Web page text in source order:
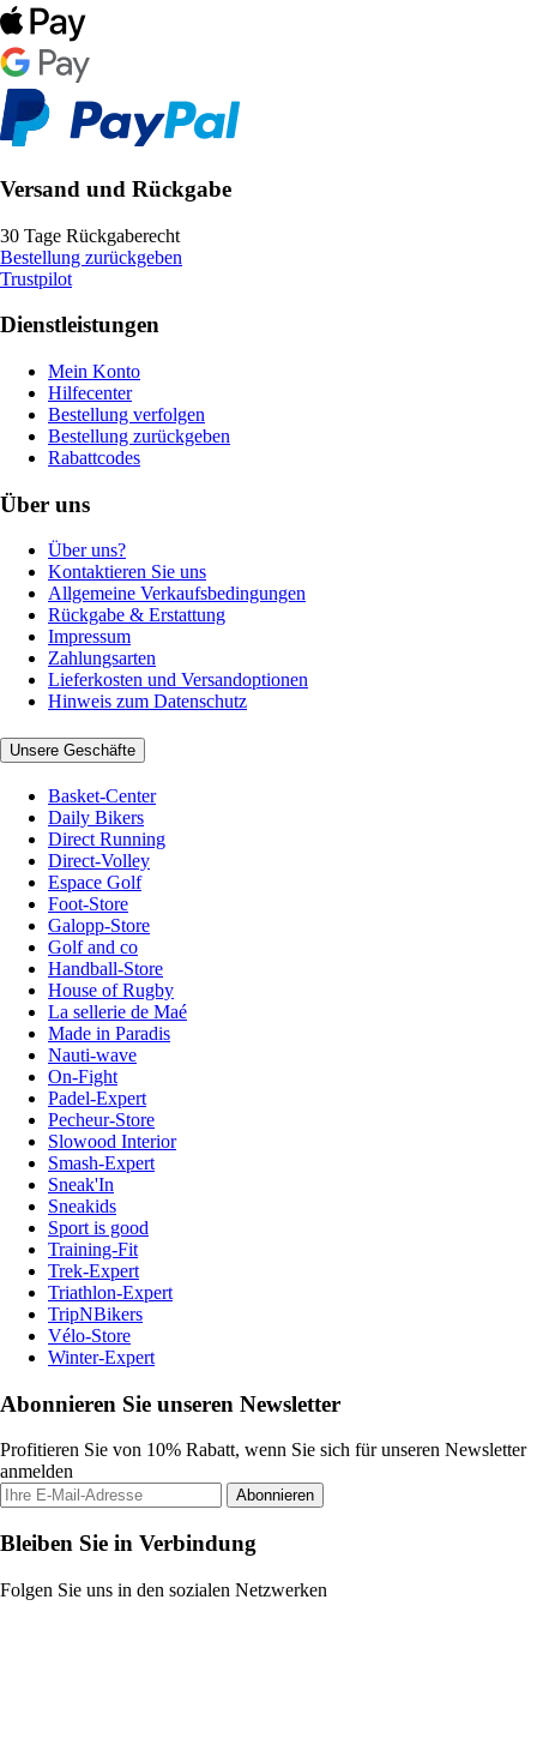
Versand und Rückgabe
30 Tage Rückgaberecht
Bestellung zurückgeben
Trustpilot
Dienstleistungen
Mein Konto
Hilfecenter
Bestellung verfolgen
Bestellung zurückgeben
Rabattcodes
Über uns
Über uns?
Kontaktieren Sie uns
Allgemeine Verkaufsbedingungen
Rückgabe & Erstattung
Impressum
Zahlungsarten
Lieferkosten und Versandoptionen
Hinweis zum Datenschutz
Unsere Geschäfte
Basket-Center
Daily Bikers
Direct Running
Direct-Volley
Espace Golf
Foot-Store
Galopp-Store
Golf and co
Handball-Store
House of Rugby
La sellerie de Maé
Made in Paradis
Nauti-wave
On-Fight
Padel-Expert
Pecheur-Store
Slowood Interior
Smash-Expert
Sneak'In
Sneakids
Sport is good
Training-Fit
Trek-Expert
Triathlon-Expert
TripNBikers
Vélo-Store
Winter-Expert
Abonnieren Sie unseren Newsletter
Profitieren Sie von 10% Rabatt, wenn Sie sich für unseren Newsletter
anmelden
Abonnieren
Bleiben Sie in Verbindung
Folgen Sie uns in den sozialen Netzwerken